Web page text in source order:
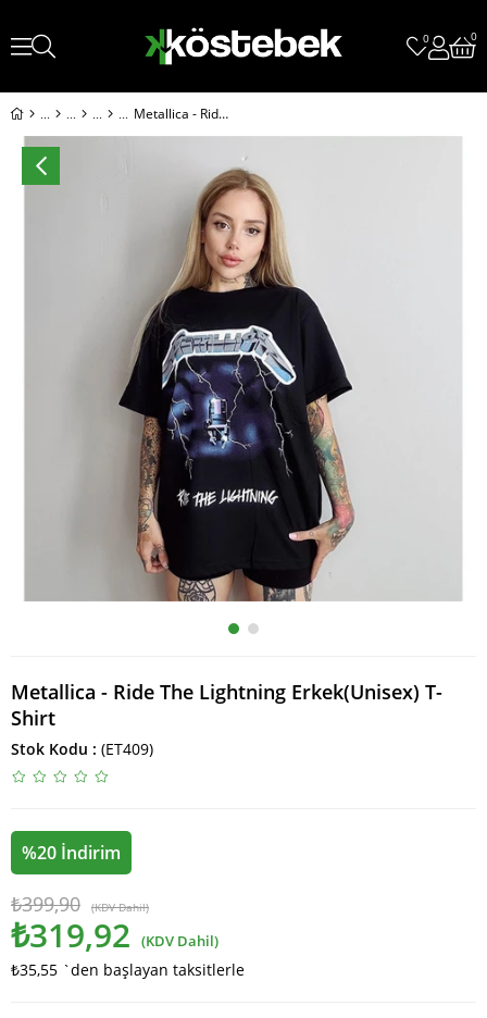
0 0
Metallica - Ride The Lightning Erkek(Unisex) T-Shirt
Metallica - Ride The Lightning Erkek(Unisex) T-
Shirt
Stok Kodu (ET409)
%20 İndirim
₺399,90 (KDV Dahil)
₺319,92 (KDV Dahil)
₺35,55 `den başlayan taksitlerle